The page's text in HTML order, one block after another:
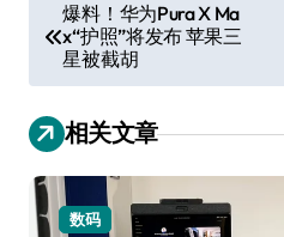
章
导
航
爆料！华为Pura X Ma
x“护照”将发布 苹果三
星被截胡
相关文章
数码